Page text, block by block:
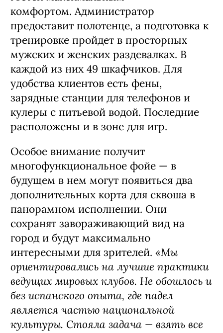
Комфорт гостей, идеальный
режим работы и панорамное
фойе
Клуб ориентирован на ритм большого
города: в техническом режиме
пространство работает с 10:00 до 21:00,
а после официального открытия будет
распахивать двери с утренними
игровую историю в 23:00.
Перед тренировкой команда окружит
гостей максимальным
комфортом. Администратор
предоставит полотенце, а подготовка к
тренировке пройдет в просторных
мужских и женских раздевалках. В
каждой из них 49 шкафчиков. Для
удобства клиентов есть фены,
зарядные станции для телефонов и
кулеры с питьевой водой. Последние
расположены и в зоне для игр.